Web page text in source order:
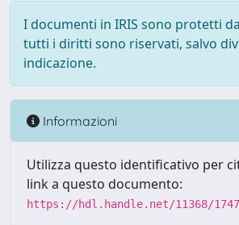
I documenti in IRIS sono protetti
tutti i diritti sono riservati, salvo
indicazione.
Informazioni
Utilizza questo identificativo per
link a questo documento:
https://hdl.handle.net/11368/